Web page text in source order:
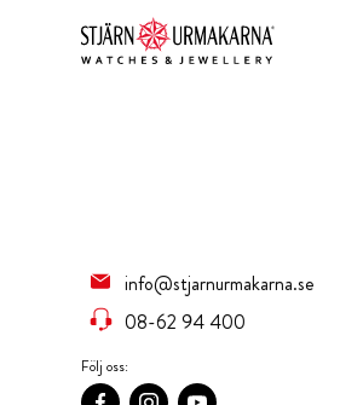
info@stjarnurmakarna.se
08-62 94 400
Följ oss: